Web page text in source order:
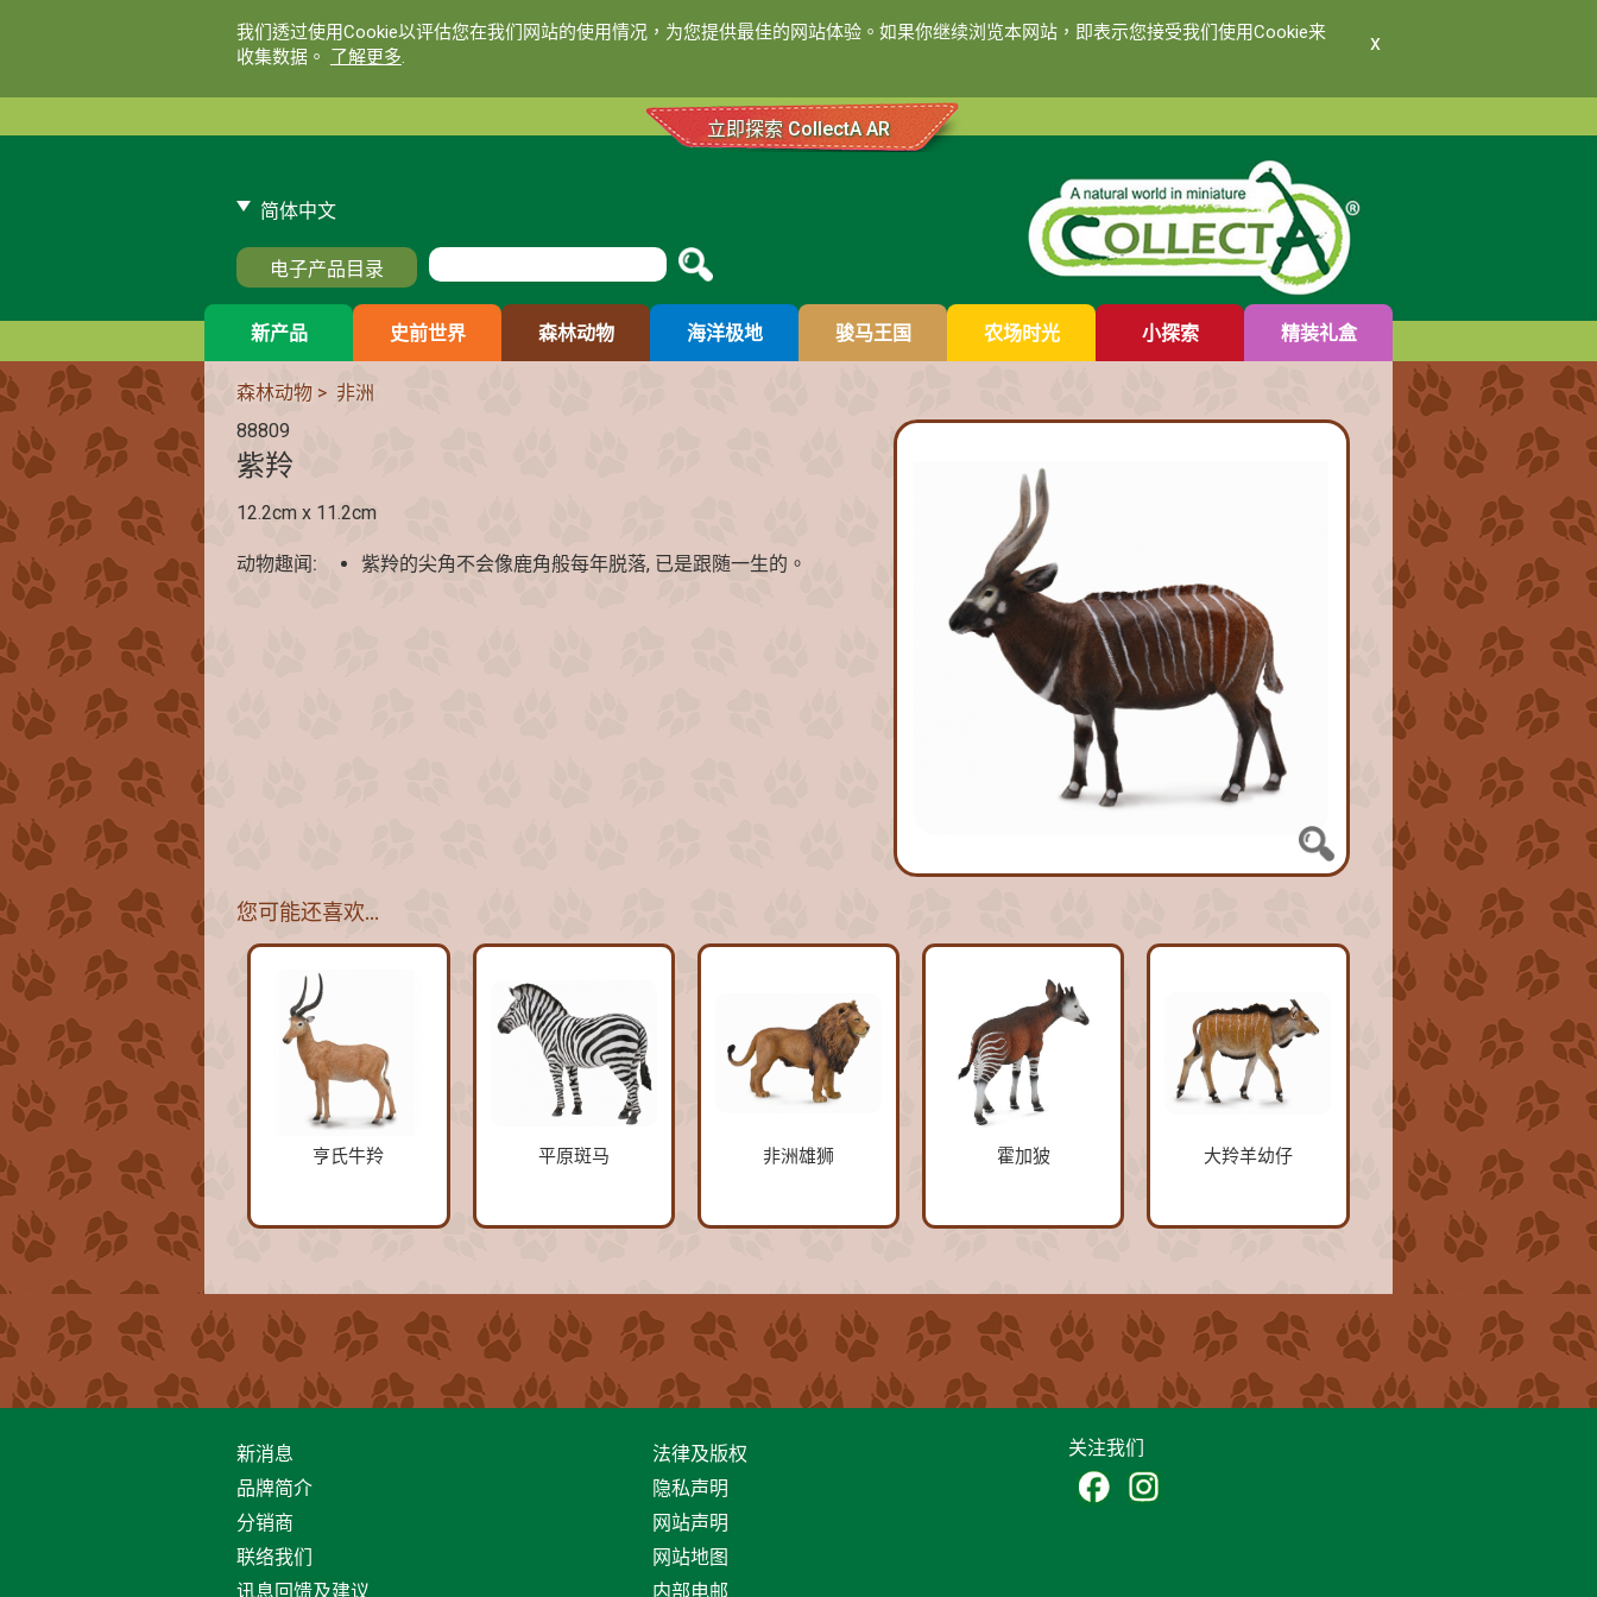
我们透过使用Cookie以评估您在我们网站的使用情况，为您提供最佳的网站体验。如果你继续浏览本网站，即表示您接受我们使用Cookie来
收集数据。 了解更多.
x
立即探索 CollectA AR
简体中文
电子产品目录
新产品 史前世界 森林动物 海洋极地 骏马王国 农场时光 小探索 精装礼盒
森林动物> 非洲
88809
紫羚
12.2cm x 11.2cm
动物趣闻: 紫羚的尖角不会像鹿角般每年脱落, 已是跟随一生的。
您可能还喜欢…
亨氏牛羚 平原斑马 非洲雄狮 霍加狓 大羚羊幼仔
新消息
品牌简介
分销商
联络我们
讯息回馈及建议
法律及版权
隐私声明
网站声明
网站地图
内部电邮
关注我们